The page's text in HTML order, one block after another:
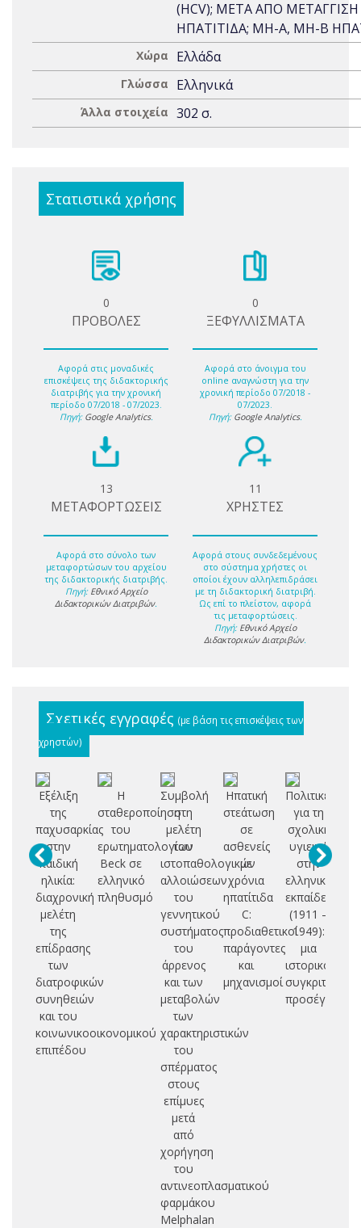
(HCV); ΜΕΤΑ ΑΠΟ ΜΕΤΑΓΓΙΣΗ
ΗΠΑΤΙΤΙΔΑ; ΜΗ-Α, ΜΗ-Β
Χώρα Ελλάδα
Γλώσσα Ελληνικά
Άλλα στοιχεία 302 σ.
Στατιστικά χρήσης
0
ΠΡΟΒΟΛΕΣ
Αφορά στις μοναδικές
επισκέψεις της διδακτορικής
διατριβής για την χρονική
περίοδο 07/2018 - 07/2023.
Πηγή: Google Analytics.
0
ΞΕΦΥΛΛΙΣΜΑΤΑ
Αφορά στο άνοιγμα του
online αναγνώστη για την
χρονική περίοδο 07/2018 -
07/2023.
Πηγή: Google Analytics.
13
ΜΕΤΑΦΟΡΤΩΣΕΙΣ
Αφορά στο σύνολο των
μεταφορτώσων του αρχείου
της διδακτορικής διατριβής.
Πηγή: Εθνικό Αρχείο
Διδακτορικών Διατριβών.
11
ΧΡΗΣΤΕΣ
Αφορά στους συνδεδεμένους
στο σύστημα χρήστες οι
οποίοι έχουν αλληλεπιδράσει
με τη διδακτορική διατριβή.
Ως επί το πλείστον, αφορά
τις μεταφορτώσεις.
Πηγή: Εθνικό Αρχείο
Διδακτορικών Διατριβών.
Σχετικές εγγραφές (με βάση τις επισκέψεις των
χρηστών)
Εξέλιξη
της
παχυσαρκίας
στην
παιδική
ηλικία:
διαχρονική
μελέτη
της
επίδρασης
των
διατροφικών
συνηθειών
και του
κοινωνικοοικονομικού
επιπέδου
Η
σταθεροποίηση
του
ερωτηματολογίου
Beck σε
ελληνικό
πληθυσμό
Συμβολή
στη
μελέτη
των
ιστοπαθολογικών
αλλοιώσεων
του
γεννητικού
συστήματος
του
άρρενος
και των
μεταβολών
των
χαρακτηριστικών
του
σπέρματος
στους
επίμυες
μετά
από
χορήγηση
του
αντινεοπλασματικού
φαρμάκου
Melphalan
Ηπατική
στεάτωση
σε
ασθενείς
με
χρόνια
ηπατίτιδα
C:
προδιαθετικοί
παράγοντες
και
μηχανισμοί
Πολιτικές
για τη
σχολική
υγιεινή
στην
ελληνική
εκπαίδευση
(1911 –
1949):
μια
ιστορικο-
συγκριτική
προσέγγιση